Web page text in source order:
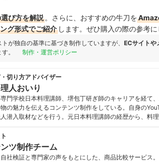
び方を解説 。さらに、おすすめの牛刀を
グ形式でご紹介 します。ぜひ購入の際の参考に
が独自の基準に基づき制作していますが、 ECサイトや
。
制作・運営ポリシー
切り方アドバイザー
人おいり
門学校日本料理講師、堺包丁研ぎ師のキャリアを経て
の魅力を伝えるコンテンツ制作をしている。自身の
潜入取材などを行う。元日本料理講師の経歴から、料
ツ制作チーム
社検証と専門家の声をもとにした、商品比較サービス